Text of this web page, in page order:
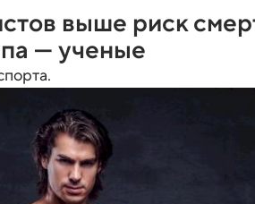
выше риск
— ученые